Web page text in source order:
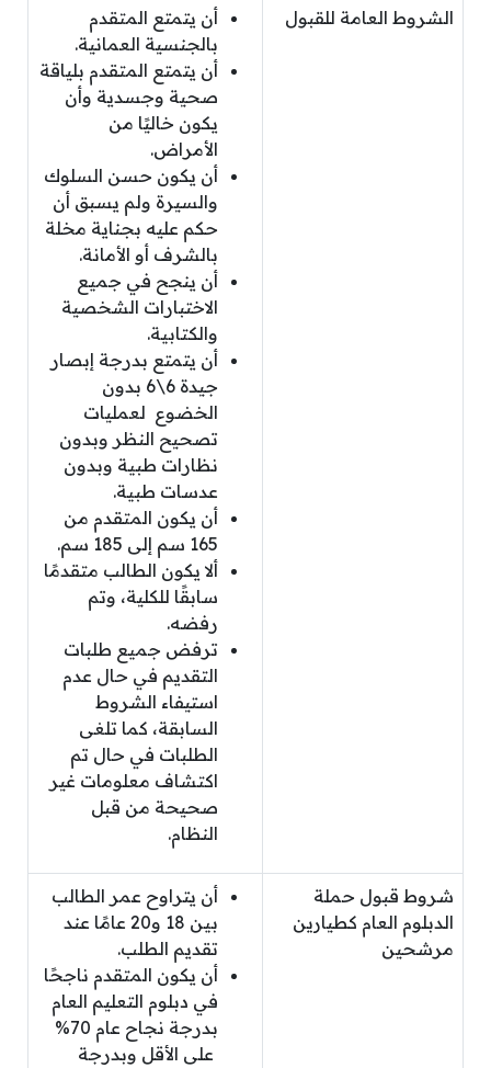
الشروط العامة للقبول
أن يتمتع المتقدم
بالجنسية العمانية.
أن يتمتع المتقدم بلياقة
صحية وجسدية وأن
يكون خاليًا من
الأمراض.
أن يكون حسن السلوك
والسيرة ولم يسبق أن
حكم عليه بجناية مخلة
بالشرف أو الأمانة.
أن ينجح في جميع
الاختبارات الشخصية
والكتابية.
أن يتمتع بدرجة إبصار
جيدة 6\6 بدون
الخضوع لعمليات
تصحيح النظر وبدون
نظارات طبية وبدون
عدسات طبية.
أن يكون المتقدم من
165 سم إلى 185 سم.
ألا يكون الطالب متقدمًا
سابقًا للكلية، وتم
رفضه.
ترفض جميع طلبات
التقديم في حال عدم
استيفاء الشروط
السابقة، كما تلغى
الطلبات في حال تم
اكتشاف معلومات غير
صحيحة من قبل
النظام.
شروط قبول حملة
الدبلوم العام كطيارين
مرشحين
أن يتراوح عمر الطالب
بين 18 و20 عامًا عند
تقديم الطلب.
أن يكون المتقدم ناجحًا
في دبلوم التعليم العام
بدرجة نجاح عام 70%
على الأقل وبدرجة